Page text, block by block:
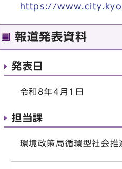
https://
報道発表資料
発表日
令和8年4月1日
担当課
環境政策局循環型社会